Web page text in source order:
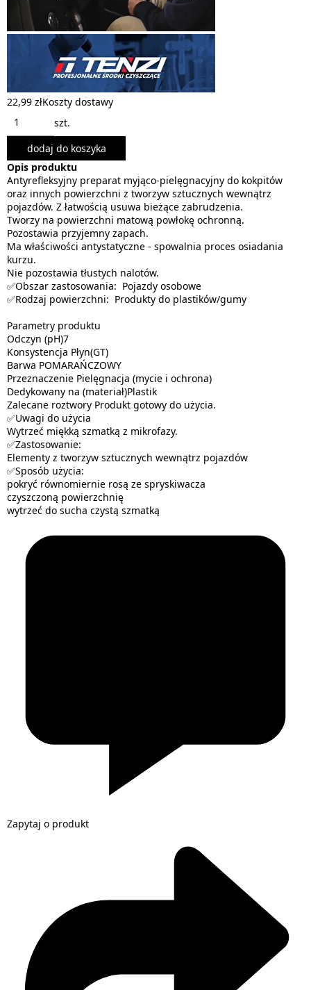
22,99 złKoszty dostawy
szt.
dodaj do koszyka
Opis produktu
Antyrefleksyjny preparat myjąco-pielęgnacyjny do kokpitów
oraz innych powierzchni z tworzyw sztucznych wewnątrz
pojazdów. Z łatwością usuwa bieżące zabrudzenia.
Tworzy na powierzchni matową powłokę ochronną.
Pozostawia przyjemny zapach.
Ma właściwości antystatyczne - spowalnia proces osiadania
kurzu.
Nie pozostawia tłustych nalotów.
✅Obszar zastosowania: Pojazdy osobowe
✅Rodzaj powierzchni: Produkty do plastików/gumy
Parametry produktu
Odczyn (pH)7
Konsystencja Płyn(GT)
Barwa POMARAŃCZOWY
Przeznaczenie Pielęgnacja (mycie i ochrona)
Dedykowany na (materiał)Plastik
Zalecane roztwory Produkt gotowy do użycia.
✅Uwagi do użycia
Wytrzeć miękką szmatką z mikrofazy.
✅Zastosowanie:
Elementy z tworzyw sztucznych wewnątrz pojazdów
✅Sposób użycia:
pokryć równomiernie rosą ze spryskiwacza
czyszczoną powierzchnię
wytrzeć do sucha czystą szmatką
Zapytaj o produkt